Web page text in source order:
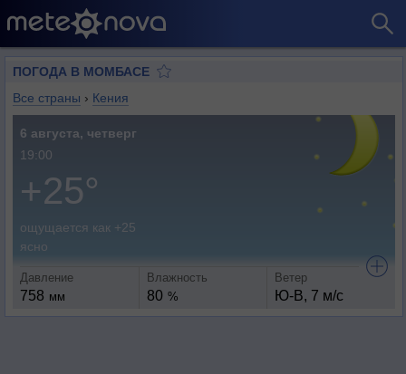
ПОГОДА В МОМБАСЕ
Все страны › Кения
6 августа, четверг
19:00
+25°
ощущается как +25
ясно
Давление
758 мм
Влажность
80 %
Ветер
Ю-В, 7 м/с